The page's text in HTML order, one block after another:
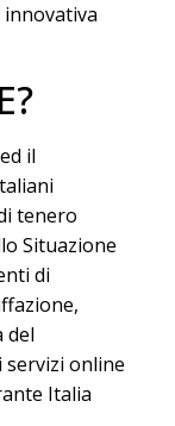
il
tenero
Situazione
di
del
servizi online
Italia